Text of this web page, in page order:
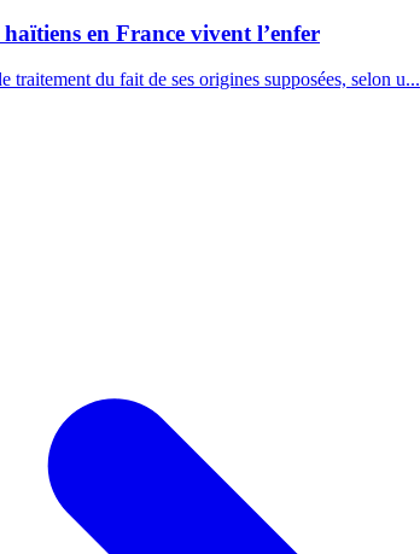
en France vivent l’enfer
du fait de ses origines supposées, selon u...